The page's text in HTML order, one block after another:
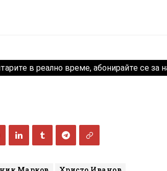
в реално време, абонирайте се за